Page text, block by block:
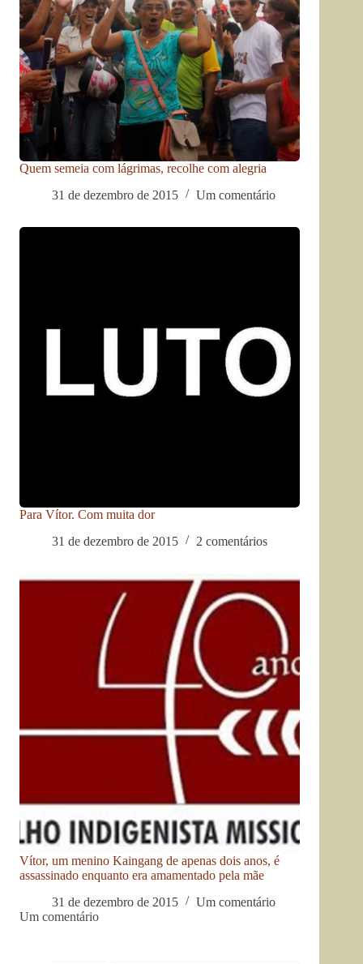
Quem semeia com lágrimas, recolhe com alegria
31 de dezembro de 2015
Um comentário
Para Vítor. Com muita dor
31 de dezembro de 2015
2 comentários
Vítor, um menino Kaingang de apenas dois anos, é
assassinado enquanto era amamentado pela mãe
31 de dezembro de 2015
Um comentário
Um comentário